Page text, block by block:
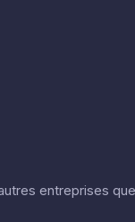
entreprises